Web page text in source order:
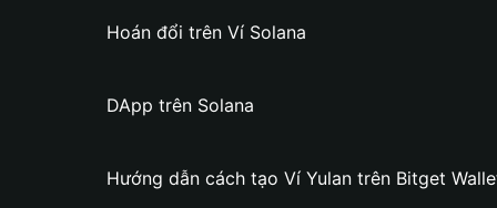
Hoán đổi trên Ví Solana
DApp trên Solana
Hướng dẫn cách tạo Ví Yulan trên Bitget